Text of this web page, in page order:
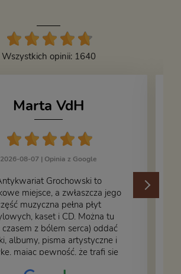
Wszystkich opinii: 1640
Marta VdH
2026-08-07 | Opinia z Google
Grochowski to
miejsce, a zwłaszcza jego
muzyczna pełna płyt
kaset i CD. Można tu
czasem z bólem serca) oddać
albumy, pisma artystyczne i
mając pewność, że trafi się